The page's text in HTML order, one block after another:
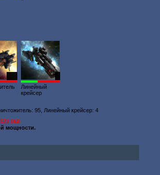
Линейный
крейсер
95, Линейный крейсер: 4
522 060
мощности.